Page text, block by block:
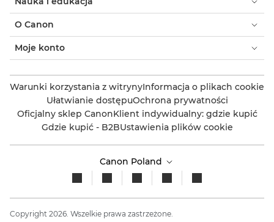
O Canon
Moje konto
Warunki korzystania z witrynyInformacja o plikach cookie
Ułatwianie dostępuOchrona prywatności
Oficjalny sklep CanonKlient indywidualny: gdzie kupić
Gdzie kupić - B2BUstawienia plików cookie
Canon Poland
Copyright 2026. Wszelkie prawa zastrzeżone.